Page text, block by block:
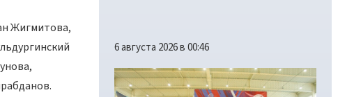
Жигмитова,
6 августа 2026 в 00:46